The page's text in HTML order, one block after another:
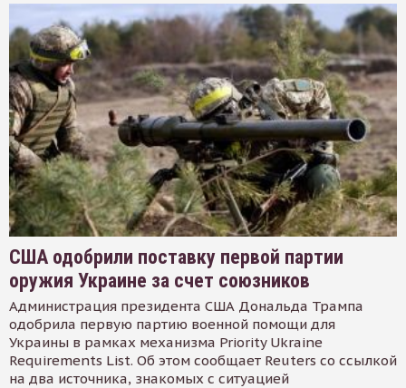
США одобрили поставку первой партии
оружия Украине за счет союзников
Администрация президента США Дональда Трампа
одобрила первую партию военной помощи для
Украины в рамках механизма Priority Ukraine
Requirements List. Об этом сообщает Reuters со ссылкой
на два источника, знакомых с ситуацией